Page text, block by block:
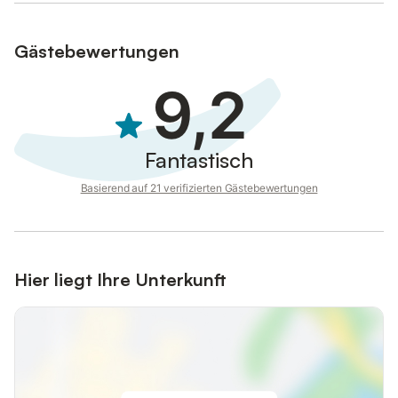
Gästebewertungen
9,2
Fantastisch
Basierend auf 21 verifizierten Gästebewertungen
Hier liegt Ihre Unterkunft